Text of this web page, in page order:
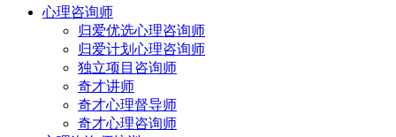
心理咨询师
归爱优选心理咨询师
归爱计划心理咨询师
独立项目咨询师
奇才讲师
奇才心理督导师
奇才心理咨询师